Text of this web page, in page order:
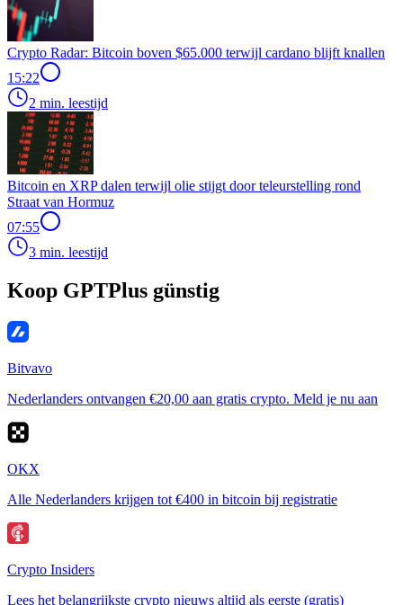
Crypto Radar: Bitcoin boven $65.000 terwijl cardano blijft knallen
15:22
2 min. leestijd
Bitcoin en XRP dalen terwijl olie stijgt door teleurstelling rond
Straat van Hormuz
07:55
3 min. leestijd
Koop GPTPlus günstig
Bitvavo
Nederlanders ontvangen €20,00 aan gratis crypto. Meld je nu aan
OKX
Alle Nederlanders krijgen tot €400 in bitcoin bij registratie
Crypto Insiders
Lees het belangrijkste crypto nieuws altijd als eerste (gratis)